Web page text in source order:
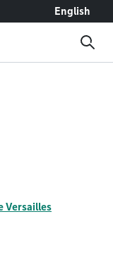
English
Versailles